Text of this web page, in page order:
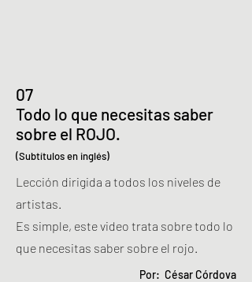
07
Todo lo que necesitas saber
sobre el ROJO.
(Subtítulos en inglés)
Lección dirigida a todos los niveles de
artistas.
Es simple, este video trata sobre todo lo
que necesitas saber sobre el rojo.
Por: César Córdova